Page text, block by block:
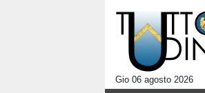
Gio 06 agosto 2026